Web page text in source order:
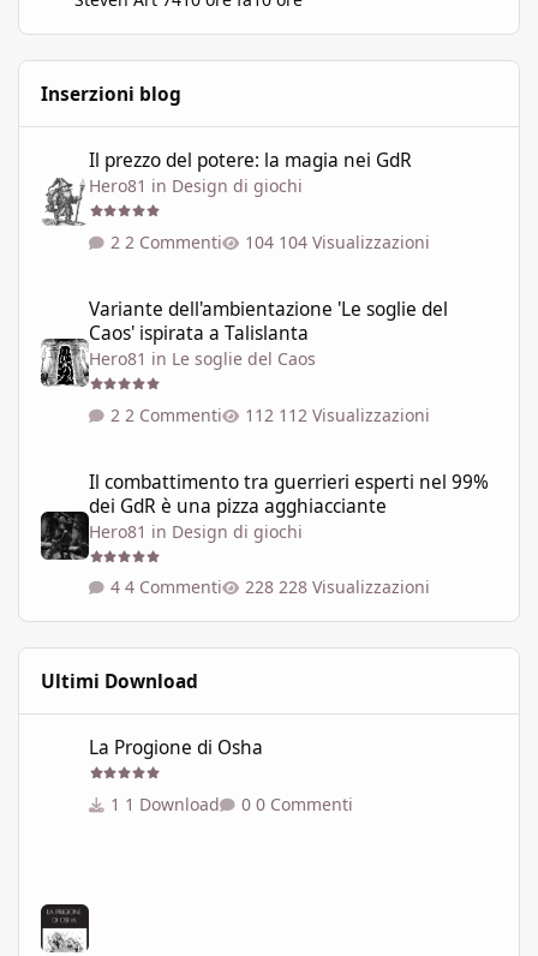
Inserzioni blog
Il prezzo del potere: la magia nei GdR
Hero81 in Design di giochi
2 Commenti 104 Visualizzazioni
Variante dell'ambientazione 'Le soglie del
Caos' ispirata a Talislanta
Hero81 in Le soglie del Caos
2 Commenti 112 Visualizzazioni
Il combattimento tra guerrieri esperti nel 99%
dei GdR è una pizza agghiacciante
Hero81 in Design di giochi
4 Commenti 228 Visualizzazioni
Ultimi Download
La Progione di Osha
1 Download 0 Commenti